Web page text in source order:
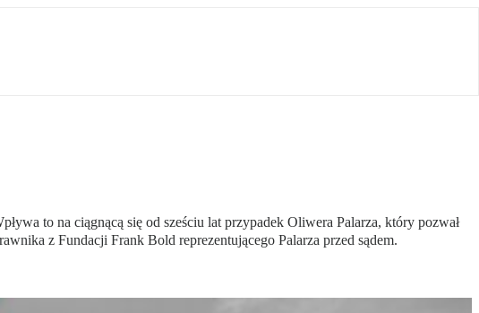
to na ciągnącą się od sześciu lat przypadek Oliwera Palarza, który pozwał
z Fundacji Frank Bold reprezentującego Palarza przed sądem.